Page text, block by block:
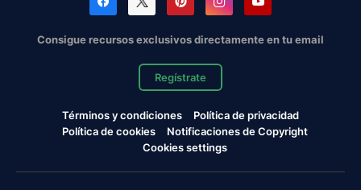
Consigue recursos exclusivos directamente en tu email
Regístrate
Términos y condiciones
Política de privacidad
Política de cookies
Notificaciones de Copyright
Cookies settings